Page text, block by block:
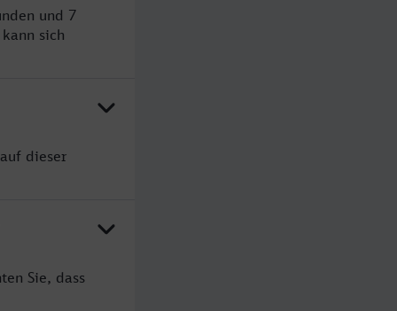
und 7
sich
dieser
Sie, dass